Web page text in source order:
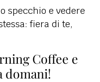
specchio e vedere
fiera di te,
Coffee e
domani!